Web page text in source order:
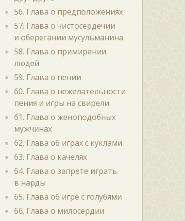
56. Глава о предположениях
57. Глава о чистосердечии
и оберегании мусульманина
58. Глава о примирении
людей
59. Глава о пении
60. Глава о нежелательности
пения и игры на свирели
61. Глава о женоподобных
мужчинах
62. Глава об играх с куклами
63. Глава о качелях
64. Глава о запрете играть
в нарды
65. Глава об игре с голубями
66. Глава о милосердии